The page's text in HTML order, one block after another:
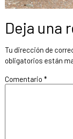
Deja una
Tu dirección de
obligatorios están
Comentario *